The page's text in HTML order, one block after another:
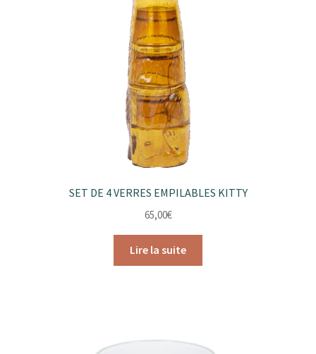
SET DE 4 VERRES EMPILABLES KITTY
65,00€
Lire la suite